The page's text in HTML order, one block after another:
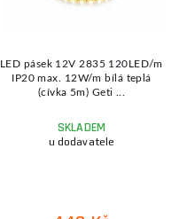
LED pásek 12V 2835 120LED/m
IP20 max. 12W/m bílá teplá
(cívka 5m) Geti ...
SKLADEM
u dodavatele